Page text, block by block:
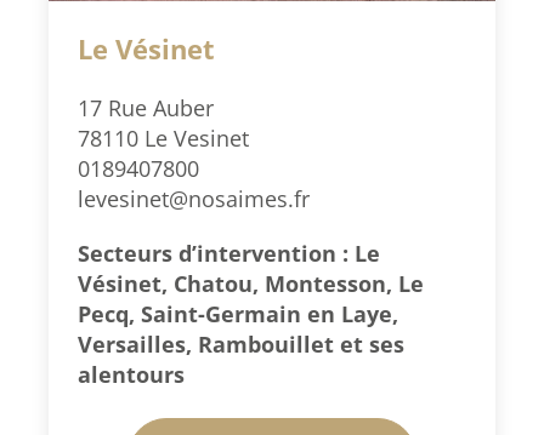
Le Vésinet
17 Rue Auber
78110 Le Vesinet
0189407800
levesinet@nosaimes.fr
Secteurs d’intervention : Le
Vésinet, Chatou, Montesson, Le
Pecq, Saint-Germain en Laye,
Versailles, Rambouillet et ses
alentours